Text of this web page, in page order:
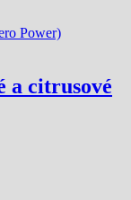
a citrusové